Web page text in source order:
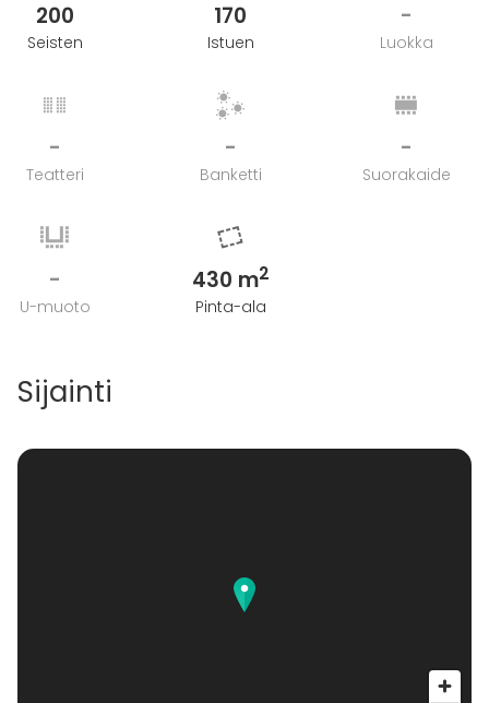
200
Seisten
170
Istuen
-
Luokka
-
Teatteri
-
Banketti
-
Suorakaide
-
U-muoto
430 m2
Pinta-ala
Sijainti